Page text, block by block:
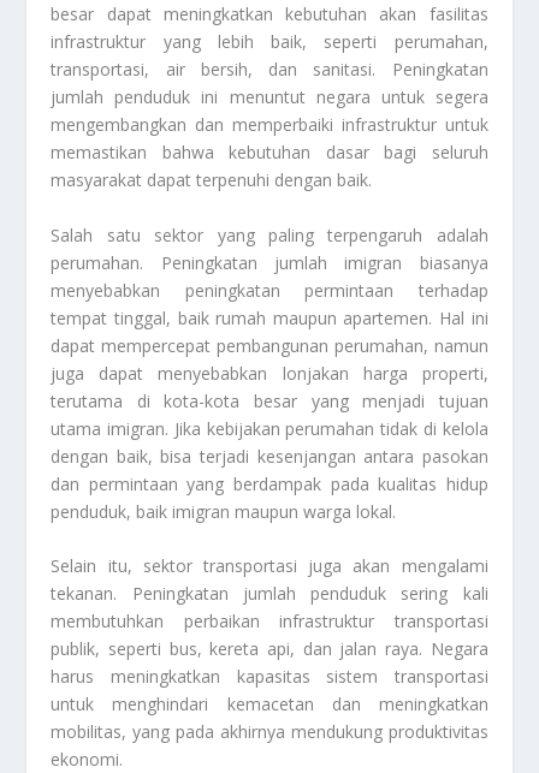
besar dapat meningkatkan kebutuhan akan fasilitas
infrastruktur yang lebih baik, seperti perumahan,
transportasi, air bersih, dan sanitasi. Peningkatan
jumlah penduduk ini menuntut negara untuk segera
mengembangkan dan memperbaiki infrastruktur untuk
memastikan bahwa kebutuhan dasar bagi seluruh
masyarakat dapat terpenuhi dengan baik.
Salah satu sektor yang paling terpengaruh adalah
perumahan. Peningkatan jumlah imigran biasanya
menyebabkan peningkatan permintaan terhadap
tempat tinggal, baik rumah maupun apartemen. Hal ini
dapat mempercepat pembangunan perumahan, namun
juga dapat menyebabkan lonjakan harga properti,
terutama di kota-kota besar yang menjadi tujuan
utama imigran. Jika kebijakan perumahan tidak di kelola
dengan baik, bisa terjadi kesenjangan antara pasokan
dan permintaan yang berdampak pada kualitas hidup
penduduk, baik imigran maupun warga lokal.
Selain itu, sektor transportasi juga akan mengalami
tekanan. Peningkatan jumlah penduduk sering kali
membutuhkan perbaikan infrastruktur transportasi
publik, seperti bus, kereta api, dan jalan raya. Negara
harus meningkatkan kapasitas sistem transportasi
untuk menghindari kemacetan dan meningkatkan
mobilitas, yang pada akhirnya mendukung produktivitas
ekonomi.